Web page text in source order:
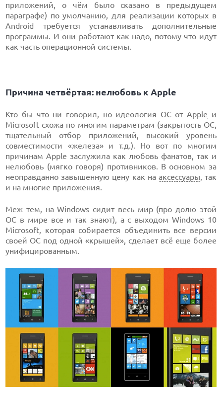
приложений, о чём было сказано в предыдущем
параграфе) по умолчанию, для реализации которых в
Android требуется устанавливать дополнительные
программы. И они работают как надо, потому что идут
как часть операционной системы.
Причина четвёртая: нелюбовь к Apple
Кто бы что ни говорил, но идеология ОС отApple и
Microsoft схожа по многим параметрам (закрытость ОС,
тщательный отбор приложений, высокий уровень
совместимости «железа» и т.д.). Но вот по многим
причинам Apple заслужила как любовь фанатов, так и
нелюбовь (мягко говоря) противников. В основном за
неоправданно завышенную цену как на аксессуары, так
и на многие приложения.
Меж тем, на Windows сидит весь мир (про долю этой
ОС в мире все и так знают), а с выходом Windows 10
Microsoft, которая собирается объединить все версии
своей ОС под одной «крышей», сделает всё еще более
унифицированным.